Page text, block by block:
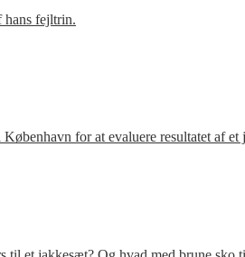
hans fejltrin.
for at evaluere resultatet af et